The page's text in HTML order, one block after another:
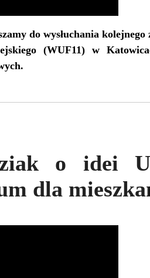
do wysłuchania
(WUF11) w
o idei
dla